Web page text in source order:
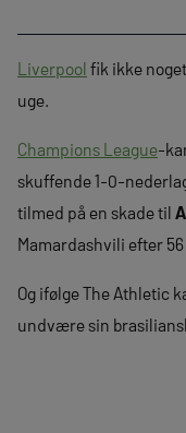
Liverpool fik ikke
uge.
Champions League-
skuffende 1-0-
tilmed på en skade til
Mamardashvili efter
Og ifølge The Athletic
undvære sin